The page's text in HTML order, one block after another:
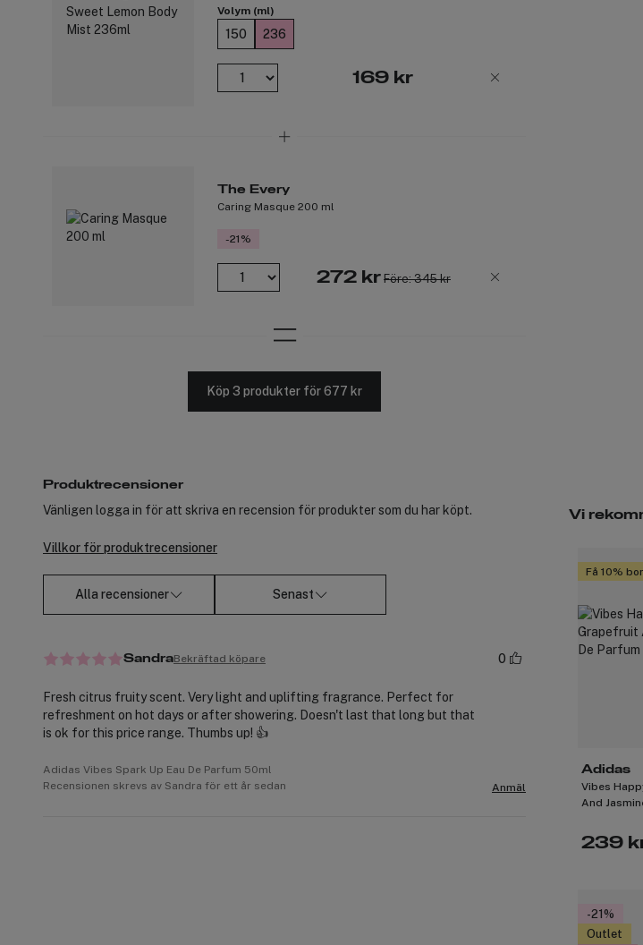
Volym (ml)
150 236
169 kr
The Every
Caring Masque 200 ml
-21%
272 kr Före: 345 kr
Köp 3 produkter för 677 kr
Vi
Få 10%
Adidas
Vibes
And
239
-21%
Outlet
Produktrecensioner
Vänligen logga in för att skriva en recension för produkter som du har köpt.
Villkor för produktrecensioner
Alla recensioner Senast
SandraBekräftad köpare 0
Fresh citrus fruity scent. Very light and uplifting fragrance. Perfect for
refreshment on hot days or after showering. Doesn't last that long but that
is ok for this price range. Thumbs up! 👍
Adidas Vibes Spark Up Eau De Parfum 50ml
Recensionen skrevs av Sandra för ett år sedan
Anmäl